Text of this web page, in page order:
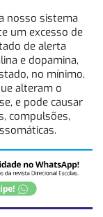
nosso sistema
um excesso de
de alerta
e dopamina,
no mínimo,
alteram o
e pode causar
compulsões,